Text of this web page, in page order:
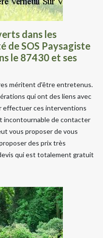
dans les
de SOS Paysagiste
le 87430 et ses
méritent d'être entretenus.
qui ont des liens avec
effectuer ces interventions
incontournable de contacter
vous proposer de vous
des prix très
qui est totalement gratuit